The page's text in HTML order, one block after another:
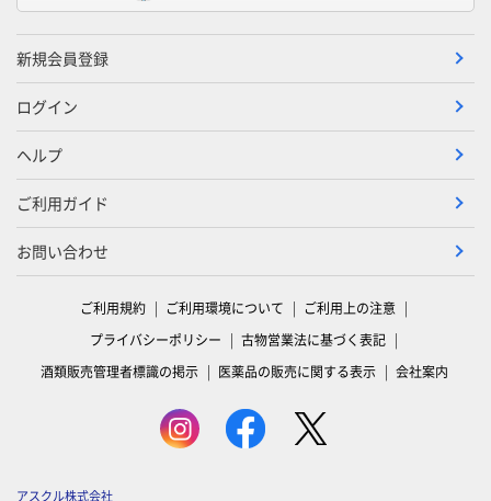
新規会員登録
ログイン
ヘルプ
ご利用ガイド
お問い合わせ
ご利用規約 ご利用環境について
ご利用上の注意
プライバシーポリシー
古物営業法に基づく表記
酒類販売管理者標識の掲示
医薬品の販売に関する表示 会社案内
アスクル株式会社